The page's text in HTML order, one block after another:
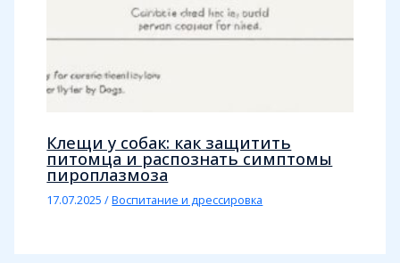
Клещи у собак: как защитить
питомца и распознать симптомы
пироплазмоза
17.07.2025/Воспитание и дрессировка